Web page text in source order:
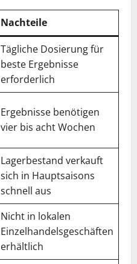
Nachteile
Tägliche Dosierung für
beste Ergebnisse
erforderlich
Ergebnisse benötigen
vier bis acht Wochen
Lagerbestand verkauft
sich in Hauptsaisons
schnell aus
Nicht in lokalen
Einzelhandelsgeschäften
erhältlich